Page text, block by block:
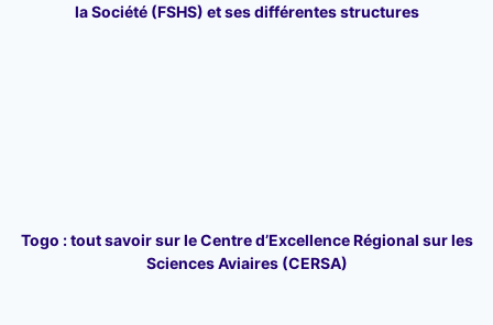
la Société (FSHS) et ses différentes structures
Togo : tout savoir sur le Centre d’Excellence Régional sur les
Sciences Aviaires (CERSA)